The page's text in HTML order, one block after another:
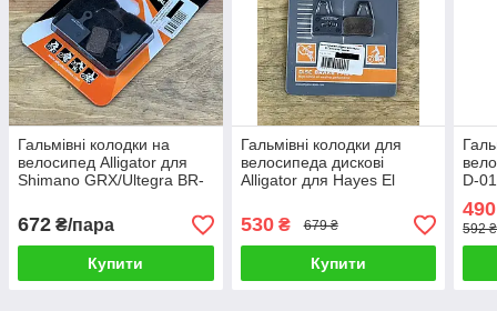
Гальмівні колодки на
велосипед Alligator для
Shimano GRX/Ultegra BR-
Ace BR-9170 напівметал
672 ₴/пара
Купити
Гальмівні колодки для
велосипеда дискові
Alligator для Hayes El
530₴ 679 ₴
Купити
D-
490
592